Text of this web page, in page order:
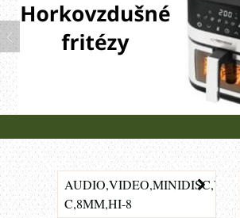
AUDIO,VIDEO,MINIDISC,VHS-
C,8MM,HI-8